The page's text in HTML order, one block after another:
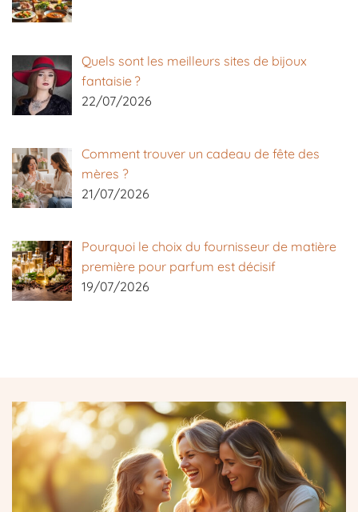
Quels sont les meilleurs sites de bijoux
fantaisie ?
22/07/2026
Comment trouver un cadeau de fête des
mères ?
21/07/2026
Pourquoi le choix du fournisseur de matière
première pour parfum est décisif
19/07/2026